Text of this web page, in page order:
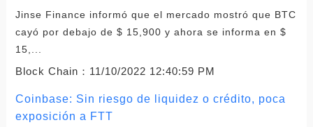
Jinse Finance informó que el mercado mostró que BTC
cayó por debajo de $ 15,900 y ahora se informa en $
15,...
Block Chain： 11/10/2022 12:40:59 PM
Coinbase: Sin riesgo de liquidez o crédito, poca
exposición a FTT